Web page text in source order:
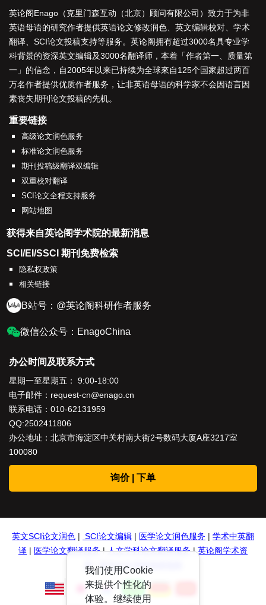
我们使用Cookie
来提供个性化的
体验。继续使用
英论阁Enago（克里门森互动（北京）顾问有限公司）致力于为非
英语母语的研究作者提供英语论文修改润色 英文编辑校对
学术
翻译
SCI论文投稿支持等服务。英论阁拥有超过3000名具专业学
科背景的资深英文编辑及3000名翻译师 ，本着「作者第一、质量第
一 」的信念，自2005年以来已持续为全球來自125个国家超过两百
万名作者提供优质作者服务，让非英语母语的科学家不会因语言因
素丧失期刊论文投稿的先机。
重要链接
高级论文润色服务
标准论文润色服务
期刊投稿级翻译双编辑
双重校对翻译
SCI论文全程支持服务
网站地图
获得来自英论阁学术院的最新消息
SCI/EI/SSCI 期刊免费检索
隐私权政策
相关链接
B站号：@英论阁科研作者服务
微信公众号：EnagoChina
办公时间及联系方式
星期一至星期五： 9:00-18:00
电子邮件： request-cn@enago.cn
联系电话： 010-62131959
QQ:2502411806
办公地址：北京市海淀区中关村南大街2号数码大厦A座3217室
100080
询价 | 下单
英文SCI论文润色 SCI论文编辑 医学论文润色服务
学术中英翻
译
医学论文翻译服务|人文学科论文翻译服务|英论阁学术资
源|英文论文润色投稿指南